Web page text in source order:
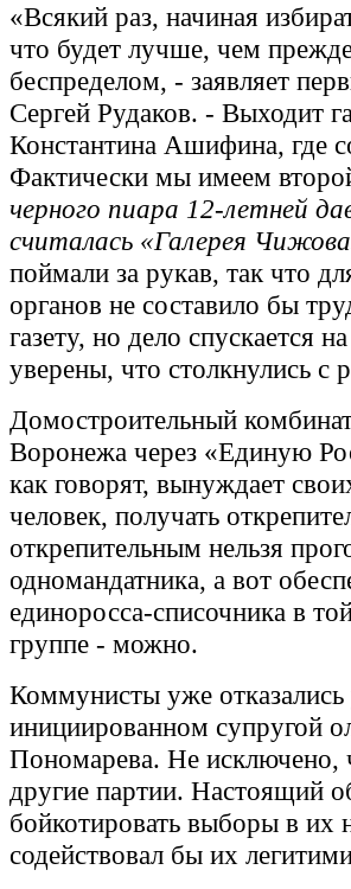
«Всякий раз, начиная
что будет лучше, чем
беспределом, - заявляет
Сергей Рудаков. - Выходит
Константина Ашифина, где
Фактически мы имеем
черного пиара 12-летней
считалась «Галерея
поймали за рукав, так что
органов не составило бы
газету, но дело спускается
уверены, что столкнулись с
Домостроительный
Воронежа через «Единую
как говорят, вынуждает
человек, получать
открепительным нельзя
одномандатника, а вот
единоросса-списочника в
группе - можно.
Коммунисты уже отказались
инициированном супругой
Пономарева. Не исключено,
другие партии. Настоящий
бойкотировать выборы в их
содействовал бы их